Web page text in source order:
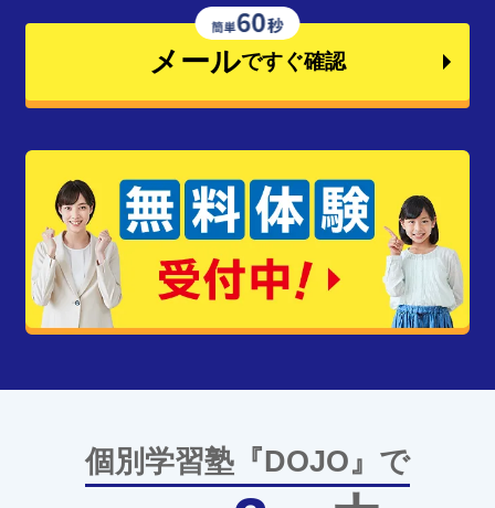
メールですぐ確認
個別学習塾『DOJO』で